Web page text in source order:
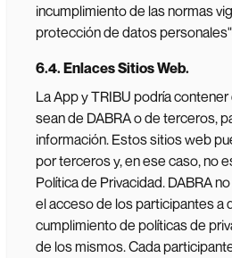
incumplimiento de las normas
protección de datos
6.4. Enlaces Sitios Web.
La App y TRIBU podría
sean de DABRA o de terceros,
información. Estos sitios web
por terceros y, en ese caso, no
Política de Privacidad. DABRA
el acceso de los participantes a
cumplimiento de políticas de
de los mismos. Cada